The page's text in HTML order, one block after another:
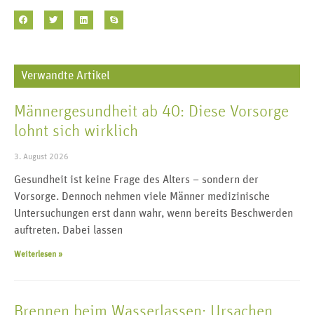
Verwandte Artikel
Männergesundheit ab 40: Diese Vorsorge
lohnt sich wirklich
3. August 2026
Gesundheit ist keine Frage des Alters – sondern der
Vorsorge. Dennoch nehmen viele Männer medizinische
Untersuchungen erst dann wahr, wenn bereits Beschwerden
auftreten. Dabei lassen
Weiterlesen »